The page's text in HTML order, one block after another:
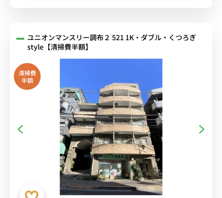
ユニオンマンスリー調布２ 521 1K・ダブル・くつろぎ
style【清掃費半額】
清掃費
半額